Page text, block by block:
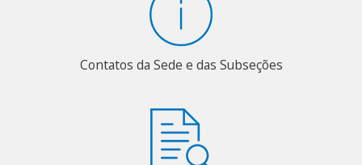
Contatos da Sede e das Subseções